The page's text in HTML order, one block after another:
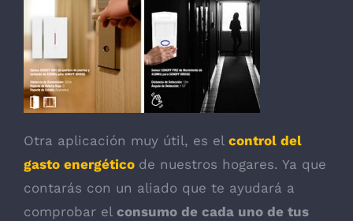
Otra aplicación muy útil, es el control del
gasto energético de nuestros hogares. Ya que
contarás con un aliado que te ayudará a
comprobar el consumo de cada uno de tus